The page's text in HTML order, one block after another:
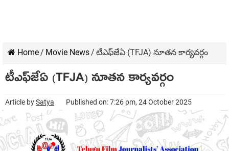
Home/ Movie News/ టీఎఫ్‌జేఏ (TFJA) నూతన కార్యవర్గం
టీఎఫ్‌జేఏ (TFJA) నూతన కార్యవర్గం
Article bySatya Published on: 7:26 pm, 24 October 2025